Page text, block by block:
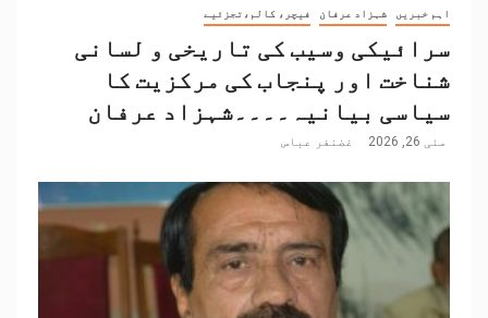
اہم خبریں شہزاد عرفان فیچر، کالم،تجزئیے
سرائیکی وسیب کی تاریخی و لسانی
شناخت اور پنجاب کی مرکزیت کا
سیاسی بیانیہ۔۔۔۔شہزاد عرفان
مئی 26, 2026 غضنفر عباس